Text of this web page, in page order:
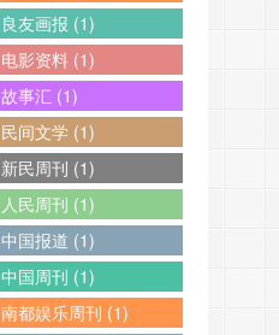
良友画报 (1)
电影资料 (1)
故事汇 (1)
民间文学 (1)
新民周刊 (1)
人民周刊 (1)
中国报道 (1)
中国周刊 (1)
南都娱乐周刊 (1)